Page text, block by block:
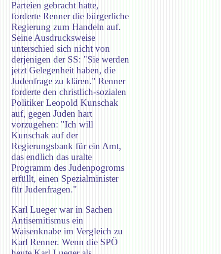
Parteien gebracht hatte,
forderte Renner die bürgerliche
Regierung zum Handeln auf.
Seine Ausdrucksweise
unterschied sich nicht von
derjenigen der SS: "Sie werden
jetzt Gelegenheit haben, die
Judenfrage zu klären." Renner
forderte den christlich-sozialen
Politiker Leopold Kunschak
auf, gegen Juden hart
vorzugehen: "Ich will
Kunschak auf der
Regierungsbank für ein Amt,
das endlich das uralte
Programm des Judenpogroms
erfüllt, einen Spezialminister
für Judenfragen."
Karl Lueger war in Sachen
Antisemitismus ein
Waisenknabe im Vergleich zu
Karl Renner. Wenn die SPÖ